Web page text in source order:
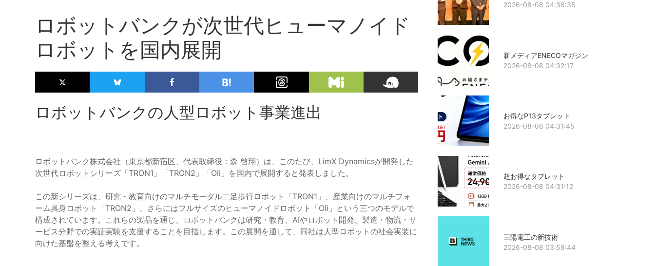
ロボットバンクが次世代ヒューマノイド
ロボットを国内展開
ロボットバンクの人型ロボット事業進出
ロボットバンク株式会社（東京都新宿区、代表取締役：森 啓翔）は、このたび、LimX Dynamicsが開発した
次世代ロボットシリーズ「TRON1」「TRON2」「Oli」を国内で展開すると発表しました。
この新シリーズは、研究・教育向けのマルチモーダル二足歩行ロボット「TRON1」、産業向けのマルチフォ
ーム具身ロボット「TRON2」、さらにはフルサイズのヒューマノイドロボット「Oli」という三つのモデルで
構成されています。これらの製品を通じ、ロボットバンクは研究・教育、AIやロボット開発、製造・物流・サ
ービス分野での実証実験を支援することを目指します。この展開を通して、同社は人型ロボットの社会実装に
向けた基盤を整える考えです。
2026-08-08 04:36:35
新メディアENECOマガジン
2026-08-08 04:32:17
お得なP13タブレット
2026-08-08 04:31:45
超お得なタブレット
2026-08-08 04:31:12
三陽電工の新技術
2026-08-08 03:59:44